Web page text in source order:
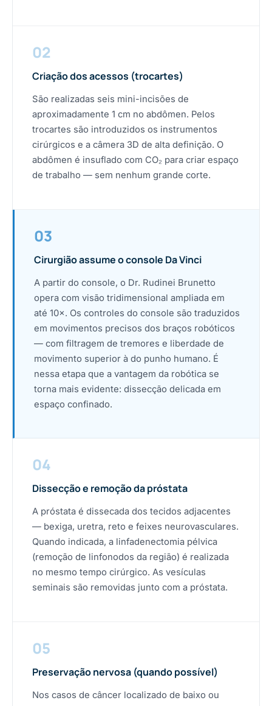
02
Criação dos acessos (trocartes)
São realizadas seis mini-incisões de
aproximadamente 1 cm no abdômen. Pelos
trocartes são introduzidos os instrumentos
cirúrgicos e a câmera 3D de alta definição. O
abdômen é insuflado com CO₂ para criar espaço
de trabalho — sem nenhum grande corte.
03
Cirurgião assume o console Da Vinci
A partir do console, o Dr. Rudinei Brunetto
opera com visão tridimensional ampliada em
até 10×. Os controles do console são traduzidos
em movimentos precisos dos braços robóticos
— com filtragem de tremores e liberdade de
movimento superior à do punho humano. É
nessa etapa que a vantagem da robótica se
torna mais evidente: dissecção delicada em
espaço confinado.
04
Dissecção e remoção da próstata
A próstata é dissecada dos tecidos adjacentes
— bexiga, uretra, reto e feixes neurovasculares.
Quando indicada, a linfadenectomia pélvica
(remoção de linfonodos da região) é realizada
no mesmo tempo cirúrgico. As vesículas
seminais são removidas junto com a próstata.
05
Preservação nervosa (quando possível)
Nos casos de câncer localizado de baixo ou